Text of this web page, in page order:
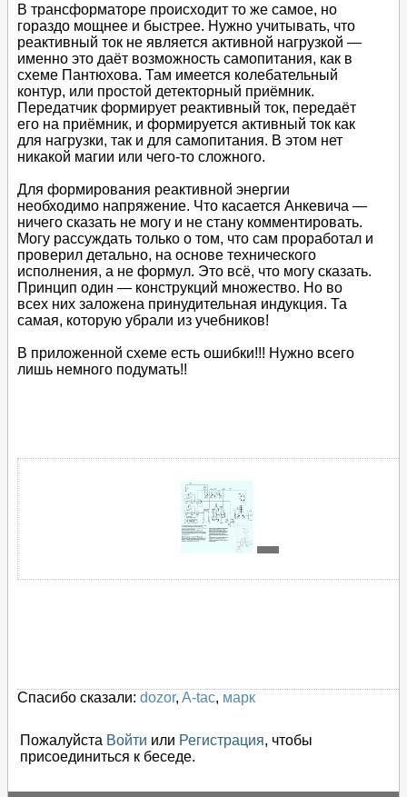
В трансформаторе происходит то же самое, но
гораздо мощнее и быстрее. Нужно учитывать, что
реактивный ток не является активной нагрузкой —
именно это даёт возможность самопитания, как в
схеме Пантюхова. Там имеется колебательный
контур, или простой детекторный приёмник.
Передатчик формирует реактивный ток, передаёт
его на приёмник, и формируется активный ток как
для нагрузки, так и для самопитания. В этом нет
никакой магии или чего-то сложного.
Для формирования реактивной энергии
необходимо напряжение. Что касается Анкевича —
ничего сказать не могу и не стану комментировать.
Могу рассуждать только о том, что сам проработал и
проверил детально, на основе технического
исполнения, а не формул. Это всё, что могу сказать.
Принцип один — конструкций множество. Но во
всех них заложена принудительная индукция. Та
самая, которую убрали из учебников!
В приложенной схеме есть ошибки!!! Нужно всего
лишь немного подумать!!
Спасибо сказали: dozor, A-tac, марк
Пожалуйста Войти или Регистрация, чтобы
присоединиться к беседе.